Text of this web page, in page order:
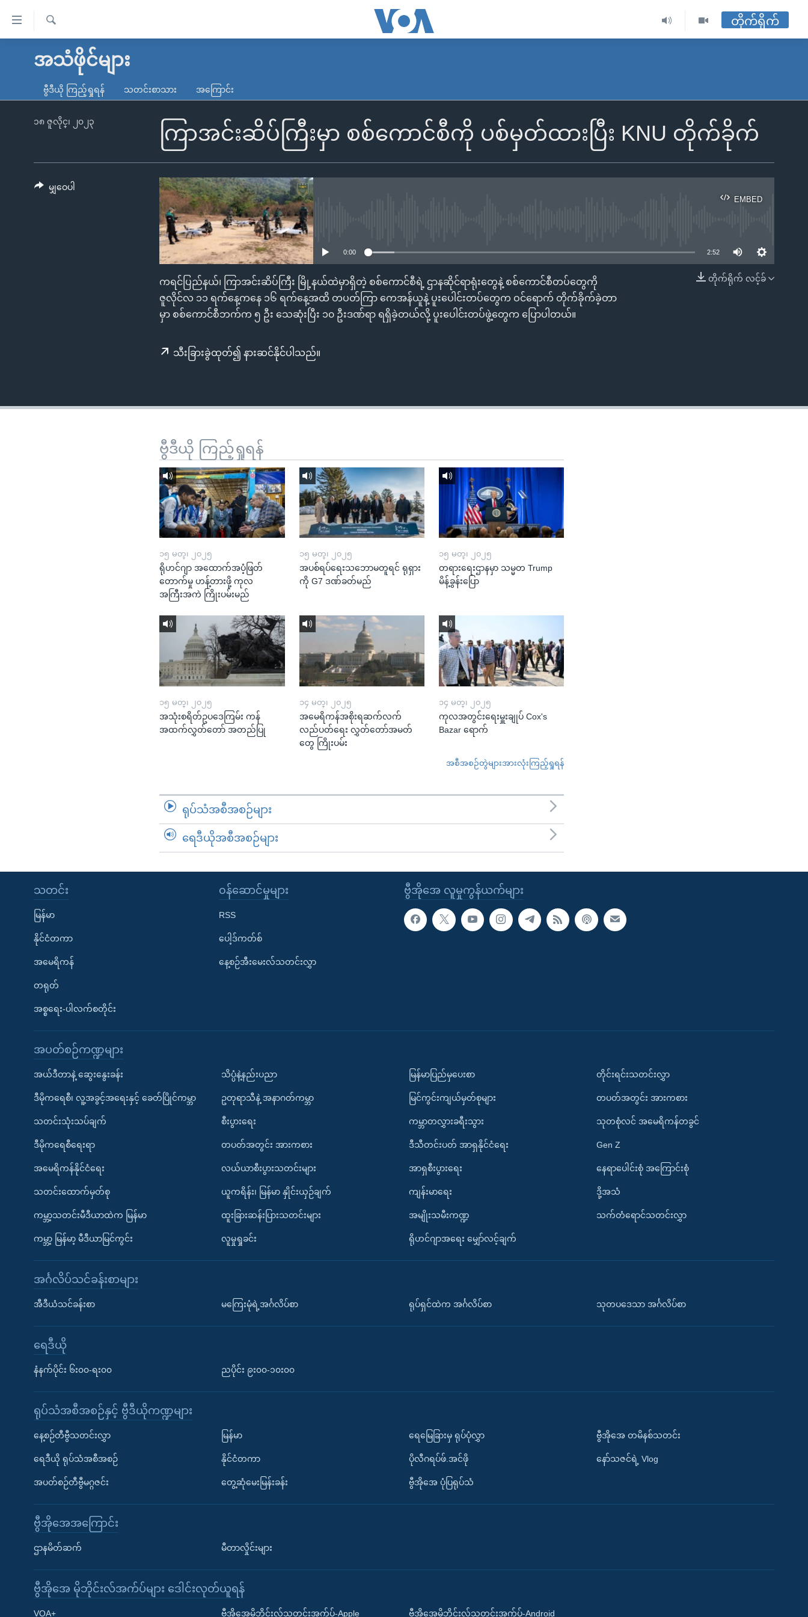
လွယ်ကူ
သည့်
မူလစာမျက်နှာ
ကမ္ဘာ့သတင်းများ
နိုင်ငံတကာ
တရုတ်
အစ္စရေး-ပါလက်စတိုင်း
ရပ်ဝန်းတခု လမ်းတခု အလွန်
အင်္ဂလိပ်စာလေ့လာမယ်
Learning English
ရ
တိုက်ရိုက်
အသံဖိုင်များ
ဗွီဒီယို ကြည့်ရှုရန် သတင်းစာသား အကြောင်း
ကြာအင်းဆိပ်ကြီးမှာ စစ်ကောင်စီကို ပစ်မှတ်ထားပြီး KNU တိုက်ခိုက်
၁၈ ဇူလိုင္၊ ၂၀၂၃
EMBED
EMBED
0:00 2:52
တိုက်ရိုက် လင့်ခ်
ကရင်ပြည်နယ်၊ ကြာအင်းဆိပ်ကြီး မြို့နယ်ထဲမှာရှိတဲ့ စစ်ကောင်စီရဲ့ ဌာနဆိုင်ရာရုံးတွေနဲ့ စစ်ကောင်စီတပ်တွေကို
ဇူလိုင်လ ၁၁ ရက်နေ့ကနေ ၁၆ ရက်နေ့အထိ တပတ်ကြာ ကေအန်ယူနဲ့ ပူးပေါင်းတပ်တွေက ဝင်ရောက် တိုက်ခိုက်ခဲ့တာ
မှာ စစ်ကောင်စီဘက်က ၅ ဦး သေဆုံးပြီး ၁၀ ဦးဒဏ်ရာ ရရှိခဲ့တယ်လို့ ပူးပေါင်းတပ်ဖွဲ့တွေက ပြောပါတယ်။
သီးခြားခွဲထုတ်၍ နားဆင်နိုင်ပါသည်။
မျှဝေပါ
ဗွီဒီယို ကြည့်ရှုရန်
၁၅ မတ္၊ ၂၀၂၅
ရိုဟင်ဂျာ အထောက်အပံ့ဖြတ်
တောက်မှု ဟန့်တားဖို့ ကုလ
အကြီးအကဲ ကြိုးပမ်းမည်
၁၅ မတ္၊ ၂၀၂၅
အပစ်ရပ်ရေးသဘောမတူရင် ရုရှား
ကို G7 ဒဏ်ခတ်မည်
၁၅ မတ္၊ ၂၀၂၅
တရားရေးဌာနမှာ သမ္မတ Trump
မိန့်ခွန်းပြော
၁၅ မတ္၊ ၂၀၂၅
အသုံးစရိတ်ဥပဒေကြမ်း ကန်
အထက်လွှတ်တော် အတည်ပြု
၁၄ မတ္၊ ၂၀၂၅
အမေရိကန်အစိုးရဆက်လက်
လည်ပတ်ရေး လွှတ်တော်အမတ်
တွေ ကြိုးပမ်း
၁၄ မတ္၊ ၂၀၂၅
ကုလအတွင်းရေးမှူးချုပ် Cox's
Bazar ရောက်
အစီအစဉ်တွဲများအားလုံးကြည့်ရှုရန်
ရုပ်သံအစီအစဉ်များ
ရေဒီယိုအစီအစဉ်များ
ဗွီအိုအေ လူမှုကွန်ယက်များ
သတင်း
မြန်မာ
နိုင်ငံတကာ
အမေရိကန်
တရုတ်
အစ္စရေး-ပါလက်စတိုင်း
၀န်ဆောင်မှုများ
RSS
ပေါ့ဒ်ကတ်စ်
နေ့စဉ်အီးမေးလ်သတင်းလွှာ
အပတ်စဉ်ကဏ္ဍများ
အယ်ဒီတာနဲ့ ဆွေးနွေးခန်း
ဒီမိုကရေစီ၊ လူ့အခွင့်အရေးနှင့် ခေတ်ပြိုင်ကမ္ဘာ
သတင်းသုံးသပ်ချက်
ဒီမိုကရေစီရေးရာ
အမေရိကန်နိုင်ငံရေး
သတင်းထောက်မှတ်စု
ကမ္ဘာ့သတင်းမီဒီယာထဲက မြန်မာ
ကမ္ဘာ့ မြန်မာ့ မီဒီယာမြင်ကွင်း
သိပ္ပံနဲ့နည်းပညာ
ဥတုရာသီနဲ့ အနာဂတ်ကမ္ဘာ
စီးပွားရေး
တပတ်အတွင်း အားကစား
လယ်ယာစီးပွားသတင်းများ
ယူကရိန်း၊ မြန်မာ နှိုင်းယှဉ်ချက်
ထူးခြားဆန်းပြားသတင်းများ
လူမှုရှုခင်း
မြန်မာပြည်မှပေးစာ
မြင်ကွင်းကျယ်မှတ်စုများ
ကမ္ဘာတလွှားခရီးသွား
ဒီသီတင်းပတ် အာရှနိုင်ငံရေး
အာရှစီးပွားရေး
ကျန်းမာရေး
အမျိုးသမီးကဏ္ဍ
ရိုဟင်ဂျာအရေး မျှော်လင့်ချက်
တိုင်းရင်းသတင်းလွှာ
တပတ်အတွင်း အားကစား
သုတစုံလင် အမေရိကန်တခွင်
Gen Z
နေရာပေါင်းစုံ အကြောင်းစုံ
ဒို့အသံ
သက်တံရောင်သတင်းလွှာ
အင်္ဂလိပ်သင်ခန်းစာများ
အီဒီယံသင်ခန်းစာ မကြေးမုံရဲ့အင်္ဂလိပ်စာ ရုပ်ရှင်ထဲက အင်္ဂလိပ်စာ သုတပဒေသာ အင်္ဂလိပ်စာ
ရေဒီယို
နံနက်ပိုင်း ၆း၀၀-ရး၀၀ ညပိုင်း ၉း၀၀-၁၀း၀၀
ရုပ်သံအစီအစဉ်နှင့် ဗွီဒီယိုကဏ္ဍများ
နေ့စဉ်တီဗွီသတင်းလွှာ
ရေဒီယို ရုပ်သံအစီအစဉ်
အပတ်စဉ်တီဗွီမဂ္ဂဇင်း
မြန်မာ
နိုင်ငံတကာ
တွေ့ဆုံမေးမြန်းခန်း
ရေမြေခြားမှ ရုပ်ပုံလွှာ
ပိုလီဂရပ်ဖ်.အင်ဖို
ဗွီအိုအေ ပုံပြရုပ်သံ
ဗွီအိုအေ တမိနစ်သတင်း
နော်သဇင်ရဲ့ Vlog
ဗွီအိုအေအကြောင်း
ဌာနမိတ်ဆက် မီတာလှိုင်းများ
ဗွီအိုအေ မိုဘိုင်းလ်အက်ပ်များ ဒေါင်းလုတ်ယူရန်
VOA+ ဗွီအိုအေမိုဘိုင်းလ်သတင်းအက်ပ်-Apple ဗွီအိုအေမိုဘိုင်းလ်သတင်းအက်ပ်-Android